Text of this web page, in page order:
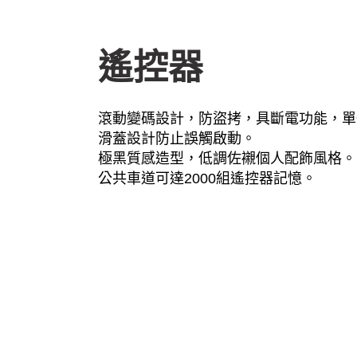
遙控器
滾動變碼設計，防盜拷，具斷電功能，
滑蓋設計防止誤觸啟動。
極黑質感造型，低調佐襯個人配飾風格。
公共車道可達2000組遙控器記憶。